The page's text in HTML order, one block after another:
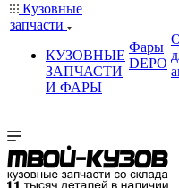
Кузовные
запчасти
КУЗОВНЫЕ
ЗАПЧАСТИ
И ФАРЫ
Фары
DEPO